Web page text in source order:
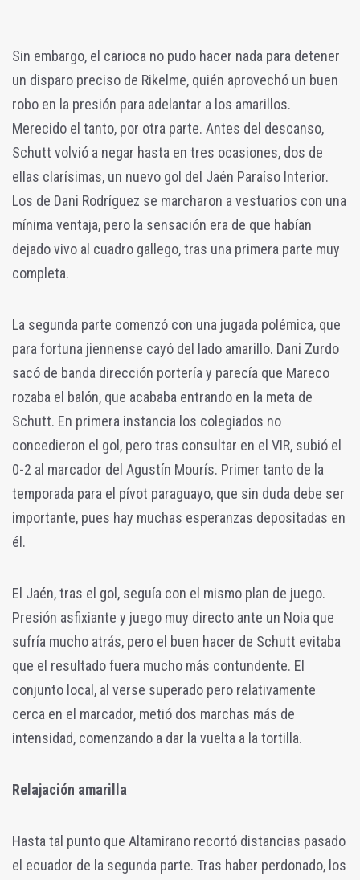
Sin embargo, el carioca no pudo hacer nada para detener
un disparo preciso de Rikelme, quién aprovechó un buen
robo en la presión para adelantar a los amarillos.
Merecido el tanto, por otra parte. Antes del descanso,
Schutt volvió a negar hasta en tres ocasiones, dos de
ellas clarísimas, un nuevo gol del Jaén Paraíso Interior.
Los de Dani Rodríguez se marcharon a vestuarios con una
mínima ventaja, pero la sensación era de que habían
dejado vivo al cuadro gallego, tras una primera parte muy
completa.
La segunda parte comenzó con una jugada polémica, que
para fortuna jiennense cayó del lado amarillo. Dani Zurdo
sacó de banda dirección portería y parecía que Mareco
rozaba el balón, que acababa entrando en la meta de
Schutt. En primera instancia los colegiados no
concedieron el gol, pero tras consultar en el VIR, subió el
0-2 al marcador del Agustín Mourís. Primer tanto de la
temporada para el pívot paraguayo, que sin duda debe ser
importante, pues hay muchas esperanzas depositadas en
él.
El Jaén, tras el gol, seguía con el mismo plan de juego.
Presión asfixiante y juego muy directo ante un Noia que
sufría mucho atrás, pero el buen hacer de Schutt evitaba
que el resultado fuera mucho más contundente. El
conjunto local, al verse superado pero relativamente
cerca en el marcador, metió dos marchas más de
intensidad, comenzando a dar la vuelta a la tortilla.
Relajación amarilla
Hasta tal punto que Altamirano recortó distancias pasado
el ecuador de la segunda parte. Tras haber perdonado, los